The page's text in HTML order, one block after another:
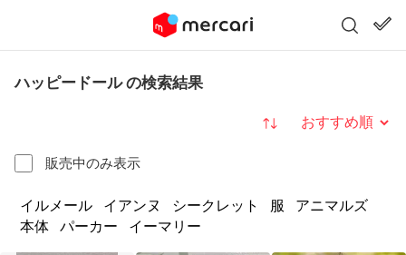
ハッピードール の検索結果
販売中のみ表示
並び替え
イルメール イアンヌ シークレット 服
アニマルズ
本体
パーカー イーマリー